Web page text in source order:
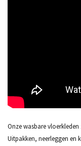
Onze wasbare
Uitpakken, neerleggen en